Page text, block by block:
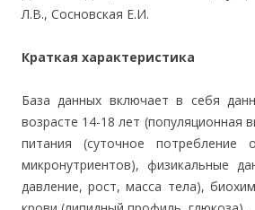
Л.В., Сосновская Е.И.
Краткая характеристика
База данных включает в себя
возрасте 14-18 лет (популяционная
питания (суточное потребление
микронутриентов), физикальные
давление, рост, масса тела),